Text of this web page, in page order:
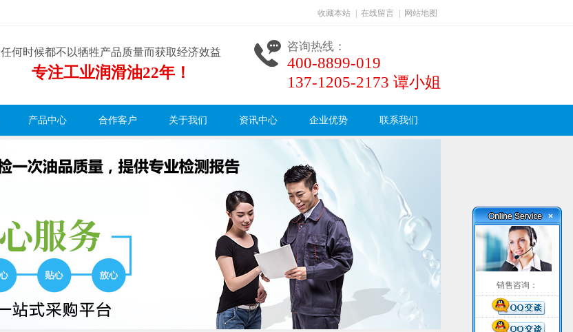
收藏本站 在线留言 网站地图
任何时候都不以牺牲产品质量而获取经济效益
专注工业润滑油22年！
咨询热线：
400-8899-019
137-1205-2173 谭小姐
产品中心 合作客户 关于我们 资讯中心 企业优势 联系我们
×
销售咨询：